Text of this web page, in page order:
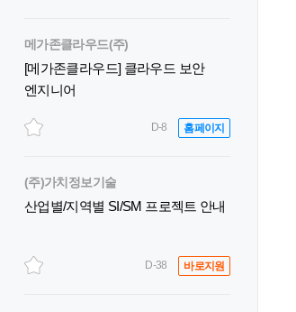
메가존클라우드(주)
[메가존클라우드] 클라우드 보안
엔지니어
D-8 홈페이지
(주)가치정보기술
산업별/지역별 SI/SM 프로젝트 안내
D-38 바로지원